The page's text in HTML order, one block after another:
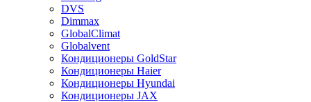
DVS
Dimmax
GlobalClimat
Globalvent
Кондиционеры GoldStar
Кондиционеры Haier
Кондиционеры Hyundai
Кондиционеры JAX